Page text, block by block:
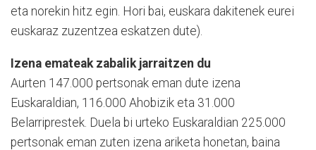
eta norekin hitz egin. Hori bai, euskara dakitenek eurei
euskaraz zuzentzea eskatzen dute).
Izena emateak zabalik jarraitzen du
Aurten 147.000 pertsonak eman dute izena
Euskaraldian, 116.000 Ahobizik eta 31.000
Belarriprestek. Duela bi urteko Euskaraldian 225.000
pertsonak eman zuten izena ariketa honetan, baina